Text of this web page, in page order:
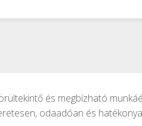
és megbízható
odaadóan és